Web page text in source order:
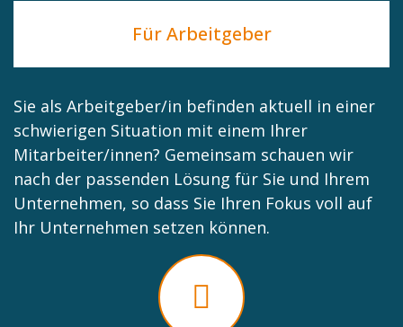
Für Arbeitgeber
Sie als Arbeitgeber/in befinden aktuell in einer
schwierigen Situation mit einem Ihrer
Mitarbeiter/innen? Gemeinsam schauen wir
nach der passenden Lösung für Sie und Ihrem
Unternehmen, so dass Sie Ihren Fokus voll auf
Ihr Unternehmen setzen können.